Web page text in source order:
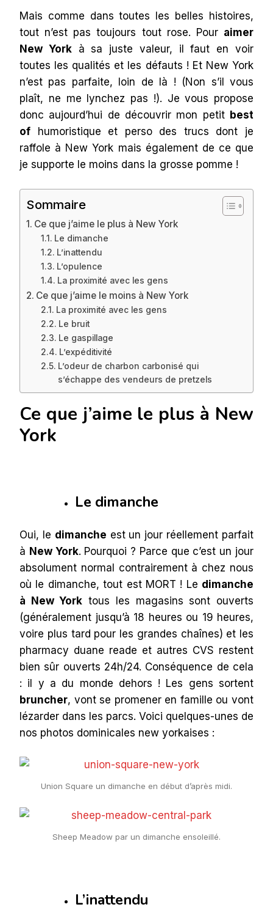
Mais comme dans toutes les belles histoires,
tout n’est pas toujours tout rose. Pour aimer
New Yorkà sa juste valeur, il faut en voir
toutes les qualités et les défauts ! Et New York
n’est pas parfaite, loin de là ! (Non s’il vous
plaît, ne me lynchez pas !). Je vous propose
donc aujourd’hui de découvrir mon petit best
of humoristique et perso des trucs dont je
raffole à New York mais également de ce que
je supporte le moins dans la grosse pomme !
Sommaire
Ce que j’aime le plus à New York
Le dimanche
L’inattendu
L’opulence
La proximité avec les gens
Ce que j’aime le moins à New York
La proximité avec les gens
Le bruit
Le gaspillage
L’expéditivité
L’odeur de charbon carbonisé qui
s’échappe des vendeurs de pretzels
Ce que j’aime le plus à New
York
Le dimanche
Oui, le dimanche est un jour réellement parfait
à New York. Pourquoi ? Parce que c’est un jour
absolument normal contrairement à chez nous
où le dimanche, tout est MORT ! Le dimanche
à New York tous les magasins sont ouverts
(généralement jusqu’à 18 heures ou 19 heures,
voire plus tard pour les grandes chaînes) et les
pharmacy duane reade et autres CVS restent
bien sûr ouverts 24h/24. Conséquence de cela
: il y a du monde dehors ! Les gens sortent
bruncher, vont se promener en famille ou vont
lézarder dans les parcs. Voici quelques-unes de
nos photos dominicales new yorkaises :
Union Square un dimanche en début d’après midi.
Sheep Meadow par un dimanche ensoleillé.
L’inattendu